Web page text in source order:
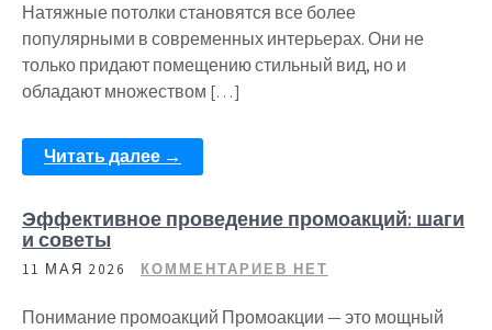
Натяжные потолки становятся все более
популярными в современных интерьерах. Они не
только придают помещению стильный вид, но и
обладают множеством […]
Читать далее →
Эффективное проведение промоакций: шаги
и советы
11 МАЯ 2026 КОММЕНТАРИЕВ НЕТ
Понимание промоакций Промоакции — это мощный